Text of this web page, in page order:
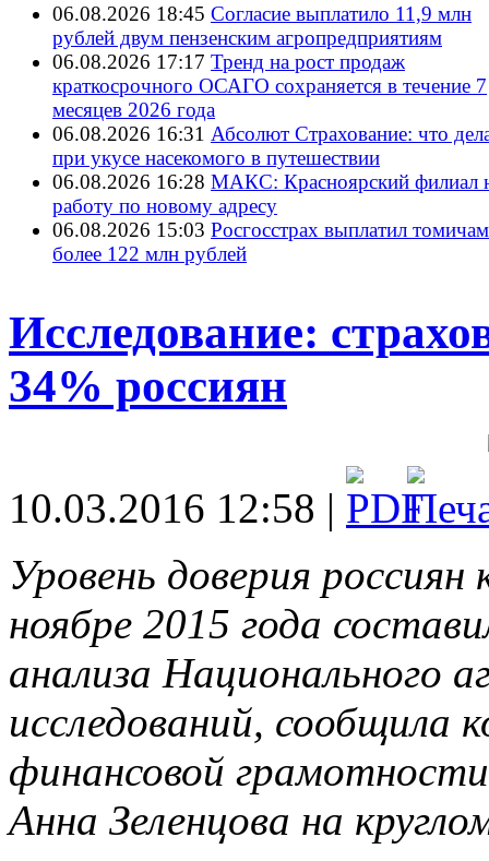
06.08.2026 18:45 Согласие выплатило 11,9 млн
рублей двум пензенским агропредприятиям
06.08.2026 17:17 Тренд на рост продаж
краткосрочного ОСАГО сохраняется в течение 7
месяцев 2026 года
06.08.2026 16:31 Абсолют Страхование: что
при укусе насекомого в путешествии
06.08.2026 16:28 МАКС: Красноярский филиал
работу по новому адресу
06.08.2026 15:03 Росгосстрах выплатил томичам
более 122 млн рублей
Исследование:
34% россиян
10.03.2016 12:58 |
Уровень доверия
ноябре 2015 года
анализа Национального
исследований, сообщила
финансовой
Анна Зеленцова на